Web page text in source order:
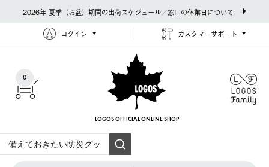
2026年 夏季（お盆）期間の出荷スケジュール／窓口の休業日について
ログイン カスタマーサポート
0
LOGOS OFFICIAL ONLINE SHOP